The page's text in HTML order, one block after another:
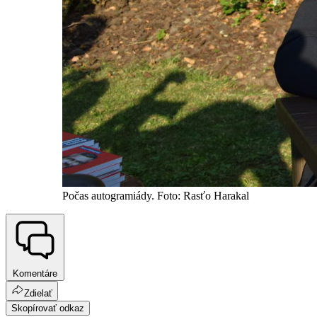
Počas autogramiády. Foto: Rasťo Harakal
Komentáre
Zdielať
Skopírovať odkaz